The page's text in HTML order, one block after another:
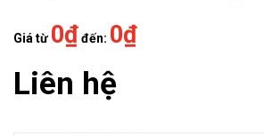
Giá từ 0₫đến: 0₫
Liên hệ